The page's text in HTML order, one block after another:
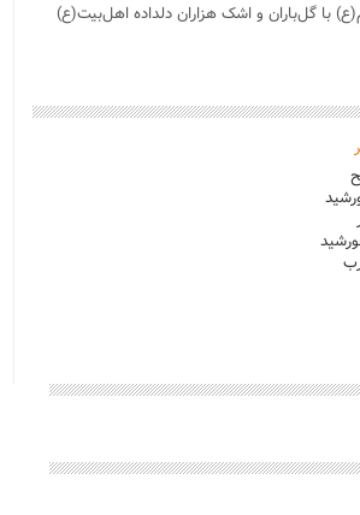
گل‌باران و اشک هزاران دلداده اهل‌بیت(ع)